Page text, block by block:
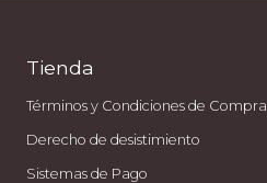
Tienda
Términos y Condiciones de Compra
Derecho de desistimiento
Sistemas de Pago